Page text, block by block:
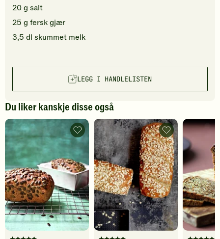
20g salt
25 g ferskgjær
3,5 dl skummet melk
LEGG I HANDLELISTEN
Du liker kanskje disse også
Grovbrød
med
frø
-
legg
til
favoritter
Grovt
havrebrød
-
legg
til
favoritter